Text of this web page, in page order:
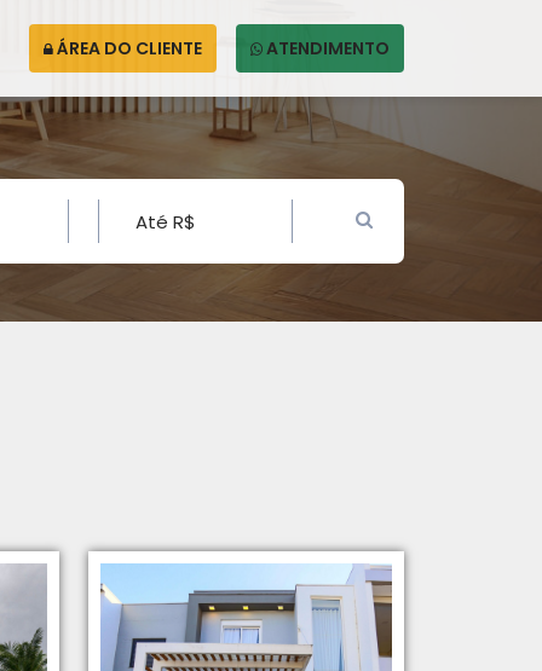
ÁREA DO CLIENTE ATENDIMENTO